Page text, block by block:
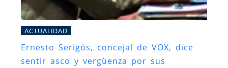
ACTUALIDAD
Ernesto Serigós, concejal de VOX, dice
sentir asco y vergüenza por sus